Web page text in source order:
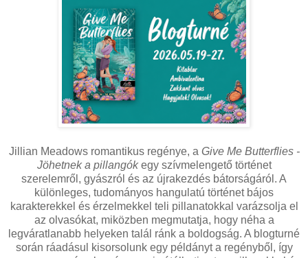
Jillian Meadows romantikus regénye, a Give Me Butterflies -
Jöhetnek a pillangókegy szívmelengető történet
szerelemről, gyászról és az újrakezdés bátorságáról. A
különleges, tudományos hangulatú történet bájos
karakterekkel és érzelmekkel teli pillanatokkal varázsolja el
az olvasókat, miközben megmutatja, hogy néha a
legváratlanabb helyeken talál ránk a boldogság. A blogturné
során ráadásul kisorsolunk egy példányt a regényből, így